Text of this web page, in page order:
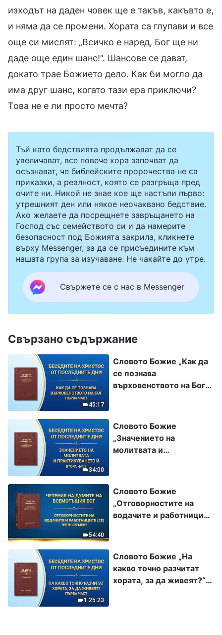
изходът на даден човек ще е такъв, какъвто е,
и няма да се промени. Хората са глупави и все
още си мислят: „Всичко е наред, Бог ще ни
даде още един шанс!“. Шансове се дават,
докато трае Божието дело. Как би могло да
има друг шанс, когато тази ера приключи?
Това не е ли просто мечта?
Тъй като бедствията продължават да се
увеличават, все повече хора започват да
осъзнават, че библейските пророчества не са
приказки, а реалност, която се разгръща пред
очите ни. Никой не знае кое ще настъпи първо:
утрешният ден или някое неочаквано бедствие.
Ако желаете да посрещнете завръщането на
Господ със семейството си и да намерите
безопасност под Божията закрила, кликнете
върху Messenger, за да се присъедините към
нашата група за изучаване. Не чакайте до утре.
Свържете се с нас в Messenger
Свързано съдържание
45:17
Словото Божие „Как да
се познава
върховенството на Бог“
34:00
Словото Божие
„Значението на
молитвата и
54:40
Словото Божие
„Отговорностите на
водачите и работниците
1:25:23
Словото Божие „На
какво точно разчитат
хората, за да живеят?“